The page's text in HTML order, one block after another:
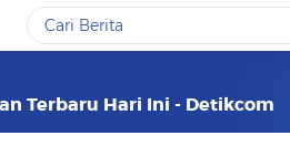
Terbaru Hari Ini - Detikcom